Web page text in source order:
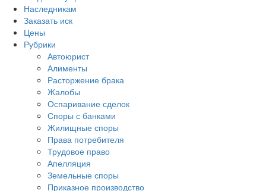
Наследникам
Заказать иск
Цены
Рубрики
Автоюрист
Алименты
Расторжение брака
Жалобы
Оспаривание сделок
Споры с банками
Жилищные споры
Права потребителя
Трудовое право
Апелляция
Земельные споры
Приказное производство